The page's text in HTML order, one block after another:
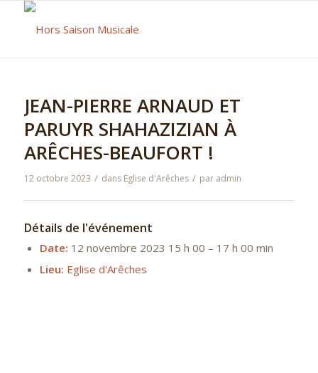
JEAN-PIERRE ARNAUD ET
PARUYR SHAHAZIZIAN À
ARÊCHES-BEAUFORT !
12 octobre 2023 / dans Eglise d'Arêches / par admin
Détails de l'événement
Date: 12 novembre 2023 15 h 00 – 17 h 00 min
Lieu: Eglise d'Arêches